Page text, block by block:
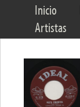
Inicio
Artistas